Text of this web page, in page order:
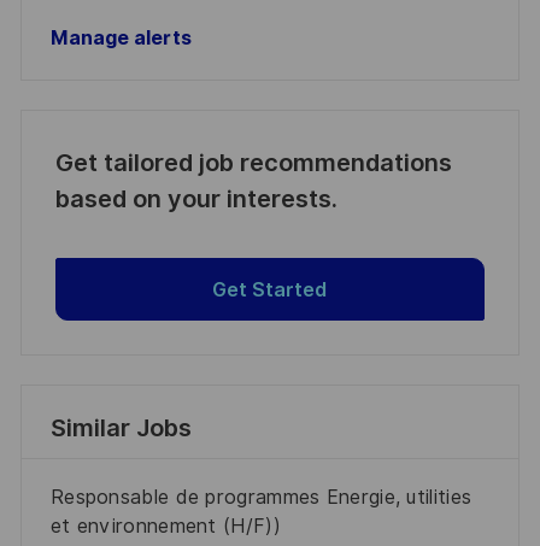
Manage alerts
Get tailored job recommendations
based on your interests.
Get Started
Similar Jobs
Responsable de programmes Energie, utilities
et environnement (H/F))